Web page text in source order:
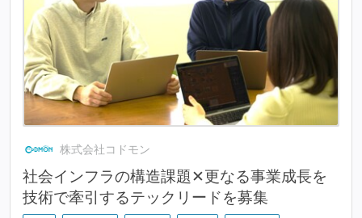
株式会社コドモン
社会インフラの構造課題✕更なる事業成長を
技術で牽引するテックリードを募集